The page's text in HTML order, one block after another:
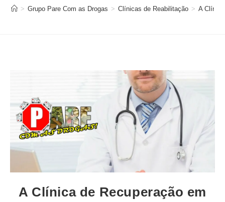
> Grupo Pare Com as Drogas > Clínicas de Reabilitação > A
A Clínica de Recuperação em